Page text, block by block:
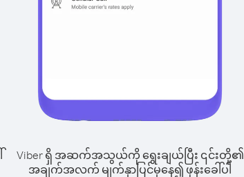
Viber ရှိ အဆက်အသွယ်ကို ရွေးချယ်ပြီး ၎င်းတို့၏
အချက်အလက် မျက်နှာပြင်မှနေ၍ ဖုန်းခေါ်ပါ